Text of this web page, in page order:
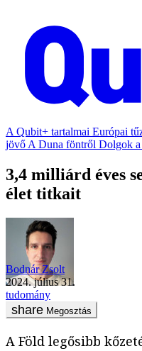
A Qubit+ tartalmai Európai
jövő A Duna föntről Dolgok
3,4 milliárd éves
élet titkait
Bodnár Zsolt
2024. július 31.
tudomány
Megosztás
A Föld legősibb